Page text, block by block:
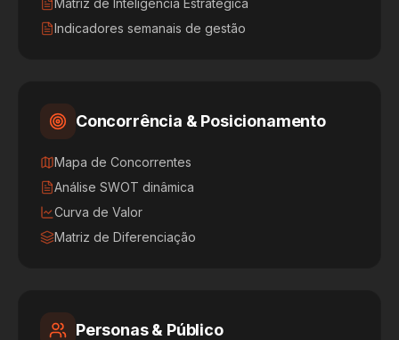
Matriz de Inteligência Estratégica
Indicadores semanais de gestão
Concorrência & Posicionamento
Mapa de Concorrentes
Análise SWOT dinâmica
Curva de Valor
Matriz de Diferenciação
Personas & Público